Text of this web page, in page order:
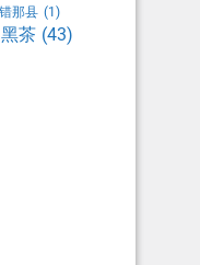
错那县 (1)
黑茶 (43)